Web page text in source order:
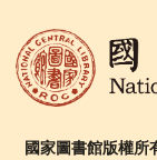
國家圖書館版權所